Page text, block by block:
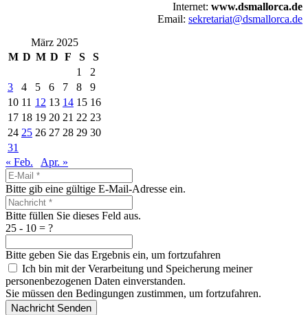
Internet: www.dsmallorca.de
Email: sekretariat@dsmallorca.de
März 2025
M D M D F S
S
1
2
3
4 5 6 7 8
9
10 11 12 13 14 15 16
17 18 19 20 21 22 23
24 25 26 27 28 29 30
31
« Feb.
Apr. »
Bitte gib eine gültige E-Mail-Adresse ein.
Bitte füllen Sie dieses Feld aus.
25 - 10 = ?
Bitte geben Sie das Ergebnis ein, um fortzufahren
Ich bin mit der Verarbeitung und Speicherung meiner
personenbezogenen Daten einverstanden.
Sie müssen den Bedingungen zustimmen, um fortzufahren.
Nachricht Senden